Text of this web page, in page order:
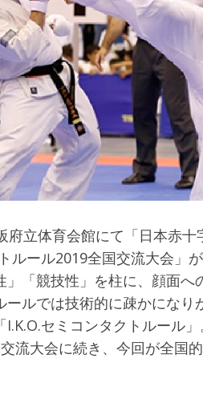
府立体育会館にて「日本赤
ルール2019全国交流大会」
」「競技性」を柱に、顔面
ールでは技術的に疎かにな
I.K.O.セミコンタクトルール
流大会に続き、今回が全国